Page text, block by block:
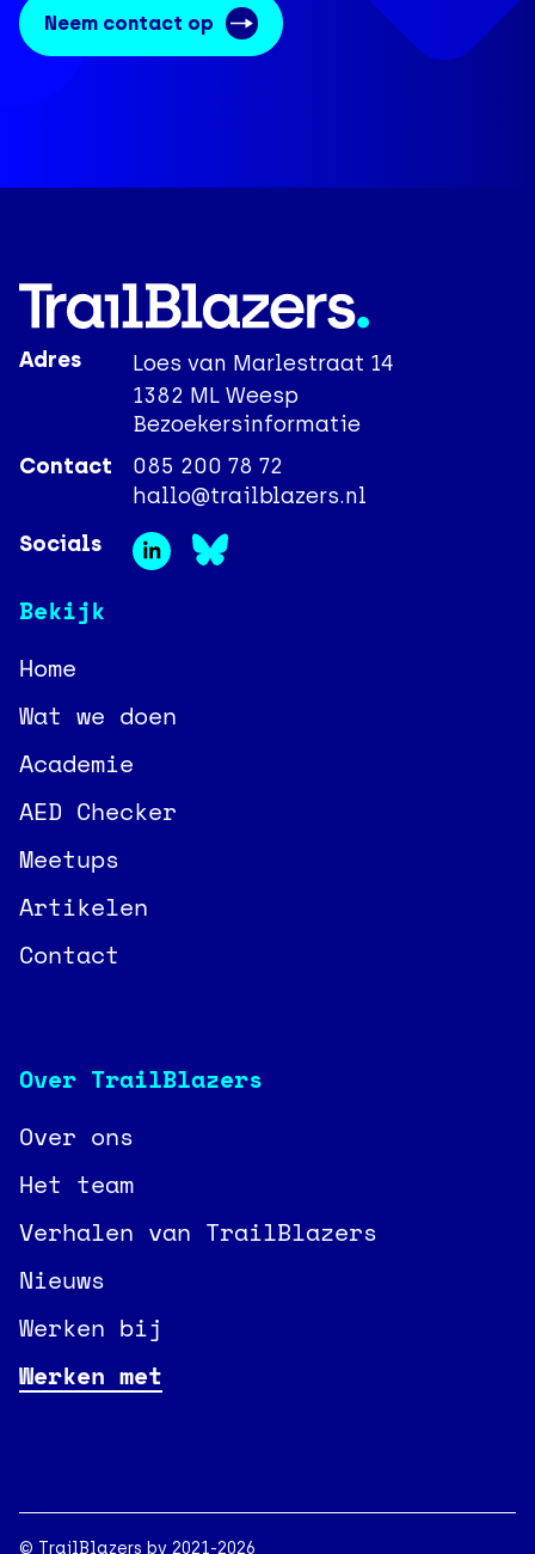
Neem contact op
Adres
Loes van Marlestraat 14
1382 ML Weesp
Bezoekersinformatie
Contact
085 200 78 72
hallo@trailblazers.nl
Socials
Bekijk
Home
Wat we doen
Academie
AED Checker
Meetups
Artikelen
Contact
Over TrailBlazers
Over ons
Het team
Verhalen van TrailBlazers
Nieuws
Werken bij
Werken met
© TrailBlazers bv 2021-2026